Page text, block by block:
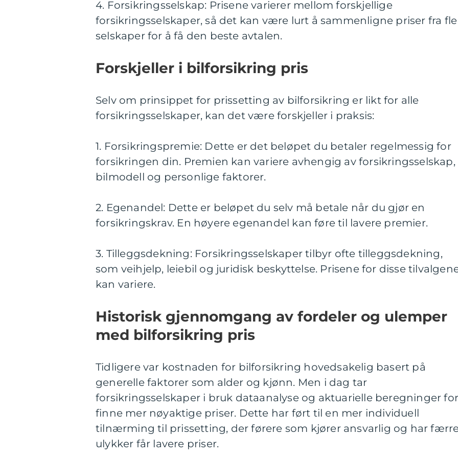
4. Forsikringsselskap: Prisene varierer mellom forskjellige
forsikringsselskaper, så det kan være lurt å sammenligne priser fra
selskaper for å få den beste avtalen.
Forskjeller i bilforsikring pris
Selv om prinsippet for prissetting av bilforsikring er likt for alle
forsikringsselskaper, kan det være forskjeller i praksis:
1. Forsikringspremie: Dette er det beløpet du betaler regelmessig for
forsikringen din. Premien kan variere avhengig av forsikringsselskap,
bilmodell og personlige faktorer.
2. Egenandel: Dette er beløpet du selv må betale når du gjør en
forsikringskrav. En høyere egenandel kan føre til lavere premier.
3. Tilleggsdekning: Forsikringsselskaper tilbyr ofte tilleggsdekning,
som veihjelp, leiebil og juridisk beskyttelse. Prisene for disse
kan variere.
Historisk gjennomgang av fordeler og ulemper
med bilforsikring pris
Tidligere var kostnaden for bilforsikring hovedsakelig basert på
generelle faktorer som alder og kjønn. Men i dag tar
forsikringsselskaper i bruk dataanalyse og aktuarielle beregninger
finne mer nøyaktige priser. Dette har ført til en mer individuell
tilnærming til prissetting, der førere som kjører ansvarlig og har
ulykker får lavere priser.